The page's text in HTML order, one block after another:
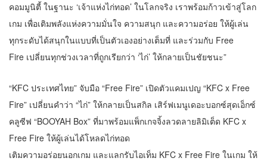
คอมมูนิตี้ ในฐานะ ‘เจ้าแห่งไก่ทอด’ ในโลกจริง เราพร้อมก้าวเข้าสู่โลก
เกม เพื่อเติมพลังแห่งความมั่นใจ ความสนุก และความอร่อย ให้ผู้เล่น
ทุกระดับได้สนุกในแบบที่เป็นตัวเองอย่างเต็มที่ และร่วมกับ Free
Fire เปลี่ยนทุกช่วงเวลาที่ถูกเรียกว่า ‘ไก่’ ให้กลายเป็นชัยชนะ”
“KFC ประเทศไทย” จับมือ “Free Fire” เปิดตัวแคมเปญ “KFC x Free
Fire” เปลี่ยนคำว่า “ไก่” ให้กลายเป็นสกิล เสิร์ฟเมนูเดอะบอกซ์สุดเอ็กซ์
คลูซีฟ “BOOYAH Box” ที่มาพร้อมแพ็กเกจจิ้งลวดลายลิมิเต็ด KFC x
Free Fire ให้ผู้เล่นได้โหลดไก่ทอด
เติมความอร่อยนอกเกม และแลกรับไอเท็ม KFC x Free Fire ในเกม ให้